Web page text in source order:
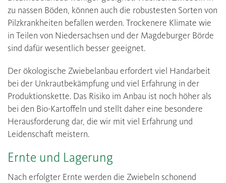
zu nassen Böden, können auch die robustesten Sorten von
Pilzkrankheiten befallen werden. Trockenere Klimate wie
in Teilen von Niedersachsen und der Magdeburger Börde
sind dafür wesentlich besser geeignet.
Der ökologische Zwiebelanbau erfordert viel Handarbeit
bei der Unkrautbekämpfung und viel Erfahrung in der
Produktionskette. Das Risiko im Anbau ist noch höher als
bei den Bio-Kartoffeln und stellt daher eine besondere
Herausforderung dar, die wir mit viel Erfahrung und
Leidenschaft meistern.
Ernte und Lagerung
Nach erfolgter Ernte werden die Zwiebeln schonend